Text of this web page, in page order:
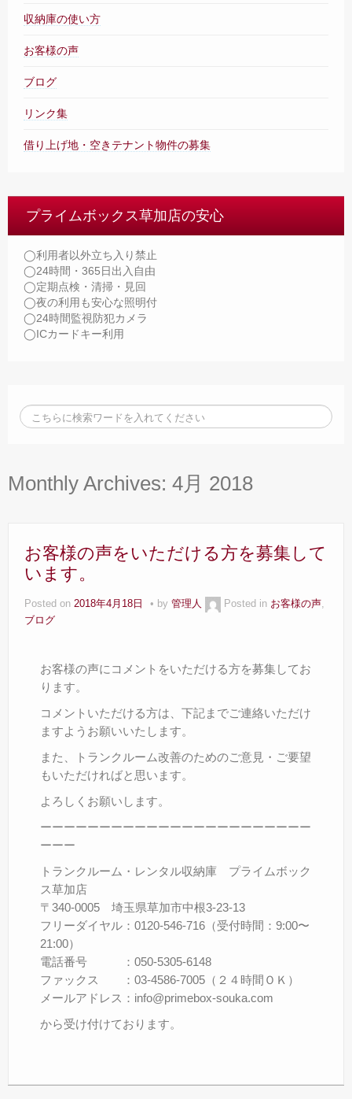
収納庫の使い方
お客様の声
ブログ
リンク集
借り上げ地・空きテナント物件の募集
プライムボックス草加店の安心
◯利用者以外立ち入り禁止
◯24時間・365日出入自由
◯定期点検・清掃・見回
◯夜の利用も安心な照明付
◯24時間監視防犯カメラ
◯ICカードキー利用
Monthly Archives: 4月 2018
お客様の声をいただける方を募集して
います。
Posted on 2018年4月18日 by 管理人 Posted in お客様の声,
ブログ
お客様の声にコメントをいただける方を募集してお
ります。
コメントいただける方は、下記までご連絡いただけ
ますようお願いいたします。
また、トランクルーム改善のためのご意見・ご要望
もいただければと思います。
よろしくお願いします。
ーーーーーーーーーーーーーーーーーーーーーーー
ーーー
トランクルーム・レンタル収納庫 プライムボック
ス草加店
〒340-0005 埼玉県草加市中根3-23-13
フリーダイヤル：0120-546-716（受付時間：9:00〜
21:00）
電話番号 ：050-5305-6148
ファックス ：03-4586-7005（２４時間ＯＫ）
メールアドレス：info@primebox-souka.com
から受け付けております。